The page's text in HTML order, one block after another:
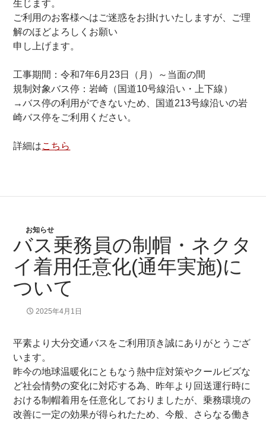
生じます。
ご利用のお客様へはご迷惑をお掛けいたしますが、ご理
解のほどよろしくお願い
申し上げます。
工事期間：令和7年6月23日（月）～当面の間
規制対象バス停：岩崎（国道10号線沿い・上下線）
→バス停の利用ができないため、国道213号線沿いの岩
崎バス停をご利用ください。
詳細はこちら
お知らせ
バス乗務員の制帽・ネクタ
イ着用任意化(通年実施)に
ついて
2025年4月1日
平素より大分交通バスをご利用頂き誠にありがとうござ
います。
昨今の地球温暖化にともなう熱中症対策やクールビズな
ど社会情勢の変化に対応する為、昨年より回送運行時に
おける制帽着用を任意化しておりましたが、乗務環境の
改善に一定の効果が得られたため、今般、さらなる働き